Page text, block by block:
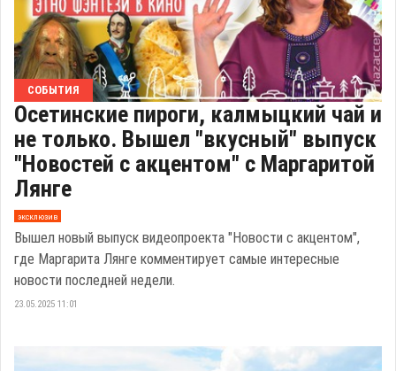
СОБЫТИЯ
Осетинские пироги, калмыцкий чай и
не только. Вышел "вкусный" выпуск
"Новостей с акцентом" с Маргаритой
Лянге
эксклюзив
Вышел новый выпуск видеопроекта "Новости с акцентом",
где Маргарита Лянге комментирует самые интересные
новости последней недели.
23.05.2025 11:01